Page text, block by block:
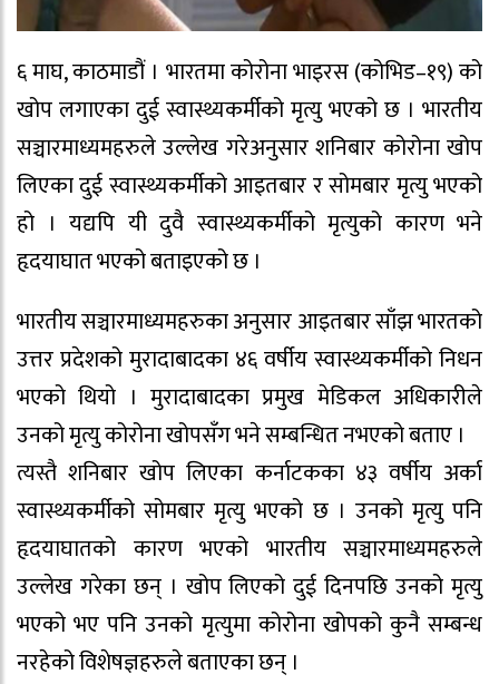
६ माघ, काठमाडौं । भारतमा कोरोना भाइरस (कोभिड–१९) को
खोप लगाएका दुई स्वास्थ्यकर्मीको मृत्यु भएको छ । भारतीय
सञ्चारमाध्यमहरुले उल्लेख गरेअनुसार शनिबार कोरोना खोप
लिएका दुई स्वास्थ्यकर्मीको आइतबार र सोमबार मृत्यु भएको
हो । यद्यपि यी दुवै स्वास्थ्यकर्मीको मृत्युको कारण भने
हृदयाघात भएको बताइएको छ ।
भारतीय सञ्चारमाध्यमहरुका अनुसार आइतबार साँझ भारतको
उत्तर प्रदेशको मुरादाबादका ४६ वर्षीय स्वास्थ्यकर्मीको निधन
भएको थियो । मुरादाबादका प्रमुख मेडिकल अधिकारीले
उनको मृत्यु कोरोना खोपसँग भने सम्बन्धित नभएको बताए ।
त्यस्तै शनिबार खोप लिएका कर्नाटकका ४३ वर्षीय अर्का
स्वास्थ्यकर्मीको सोमबार मृत्यु भएको छ । उनको मृत्यु पनि
हृदयाघातको कारण भएको भारतीय सञ्चारमाध्यमहरुले
उल्लेख गरेका छन् । खोप लिएको दुई दिनपछि उनको मृत्यु
भएको भए पनि उनको मृत्युमा कोरोना खोपको कुनै सम्बन्ध
नरहेको विशेषज्ञहरुले बताएका छन् ।